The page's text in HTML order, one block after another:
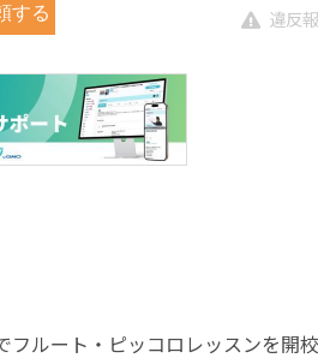
する 違反
ルート・ピッコロレッスンを開